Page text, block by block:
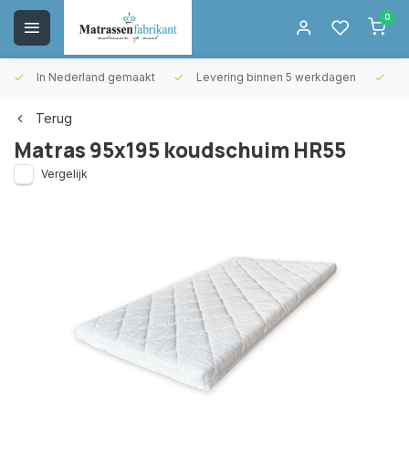
0
In Nederland gemaakt Levering binnen 5 werkdagen
Terug
Matras 95x195 koudschuim HR55
Vergelijk